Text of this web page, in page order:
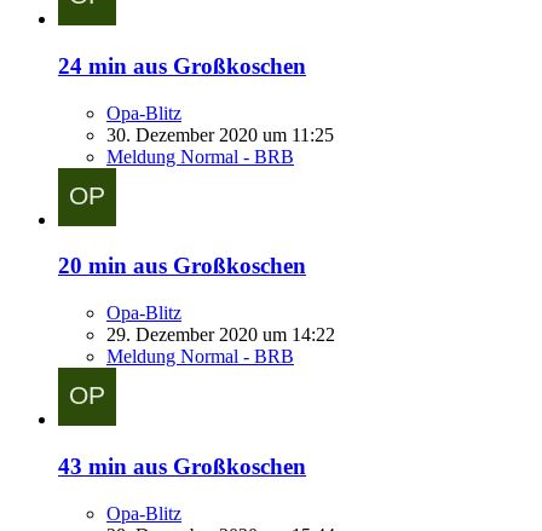
24 min aus Großkoschen
Opa-Blitz
30. Dezember 2020 um 11:25
Meldung Normal - BRB
20 min aus Großkoschen
Opa-Blitz
29. Dezember 2020 um 14:22
Meldung Normal - BRB
43 min aus Großkoschen
Opa-Blitz